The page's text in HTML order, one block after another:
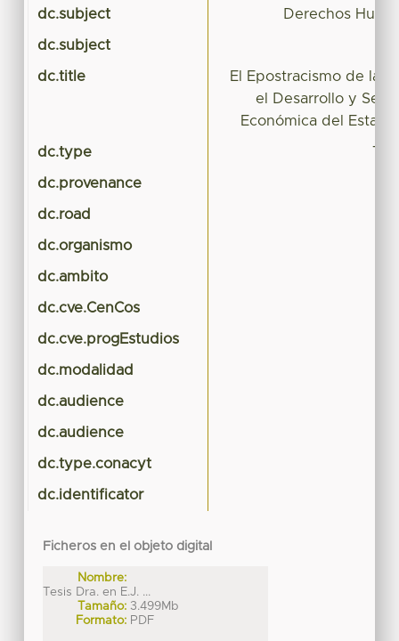
dc.subject Derechos
dc.subject
dc.title
El Epostracismo de la
el Desarrollo y
Económica del
dc.type
dc.provenance
dc.road
dc.organismo
dc.ambito
dc.cve.CenCos
dc.cve.progEstudios
dc.modalidad
dc.audience
dc.audience
dc.type.conacyt
dc.identificator
Ficheros en el objeto digital
Nombre:
Tesis Dra. en E.J. ...
Tamaño: 3.499Mb
Formato: PDF